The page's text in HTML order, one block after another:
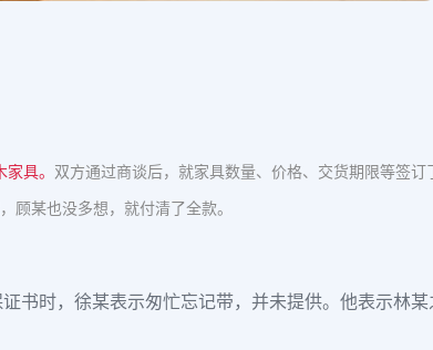
具。 双方通过商谈后，就家具数量、价格、交货期限等签
顾某也没多想，就付清了全款。
书时，徐某表示匆忙忘记带，并未提供。他表示林